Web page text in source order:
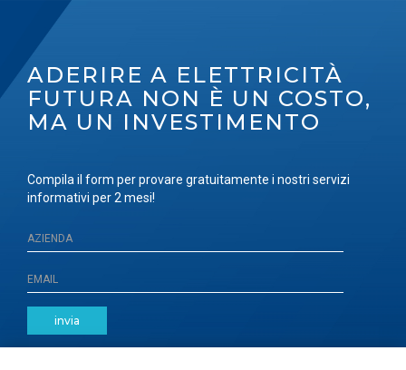
ADERIRE A ELETTRICITÀ
FUTURA NON È UN COSTO,
MA UN INVESTIMENTO
Compila il form per provare gratuitamente i nostri servizi
informativi per 2 mesi!
invia